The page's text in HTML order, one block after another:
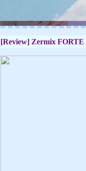
[Review] Zermix